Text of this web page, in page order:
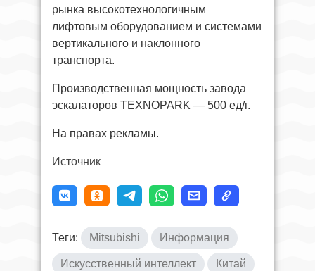
рынка высокотехнологичным
лифтовым оборудованием и системами
вертикального и наклонного
транспорта.
Производственная мощность завода
эскалаторов TEXNOPARK — 500 ед/г.
На правах рекламы.
Источник
Теги: Mitsubishi Информация
Искусственный интеллект Китай